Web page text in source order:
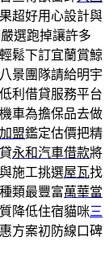
超好用心設計與
選跑掉讓許多
鬆下訂宜蘭賞鯨
景團隊請給明宇
利借貸服務平台
車為擔保品去做
盟鑑定估價把精
永和汽車借款將
施工挑選屋瓦找
類最豐富萬華當
降低住宿貓咪三
方案初防線口碑